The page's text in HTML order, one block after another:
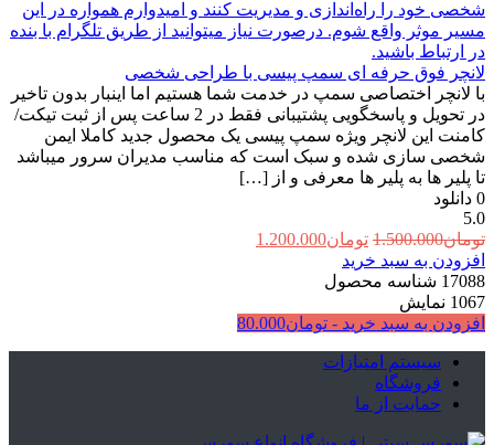
شخصی خود را راه‌اندازی و مدیریت کنند و امیدوارم همواره در این
مسیر موثر واقع شوم. درصورت نیاز میتوانید از طریق تلگرام با بنده
در ارتباط باشید.
لانچر فوق حرفه ای سمپ پیسی با طراحی شخصی
با لانچر اختصاصی سمپ در خدمت شما هستیم اما اینبار بدون تاخیر
در تحویل و پاسخگویی پشتیبانی فقط در 2 ساعت پس از ثبت تیکت/
کامنت این لانچر ویژه سمپ پیسی یک محصول جدید کاملا ایمن
شخصی سازی شده و سبک است که مناسب مدیران سرور میباشد
تا پلیر ها به پلیر ها معرفی و از […]
0 دانلود
5.0
تومان1.500.000 قیمت
اصلی:
تومان1.500.000
تومان1.200.000
افزودن به سبد خرید
17088 شناسه محصول
1067 نمایش
افزودن به سبد خرید - تومان80.000
سیستم امتیازات
فروشگاه
حمایت از ما